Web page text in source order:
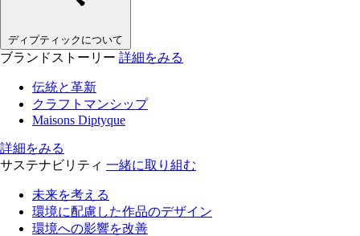
ディプティックについて
ブランドストーリー 詳細をみる
伝統と革新
クラフトマンシップ
Maisons Diptyque
詳細をみる
サステナビリティ 一緒に取り組む
未来を考える
環境に配慮した作品のデザイン
環境への影響を改善